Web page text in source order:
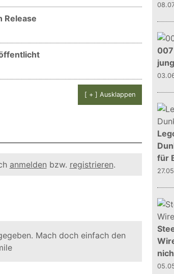
Release
[ + ] Ausklappen
anmelden bzw. registrieren.
Mach doch einfach den
für